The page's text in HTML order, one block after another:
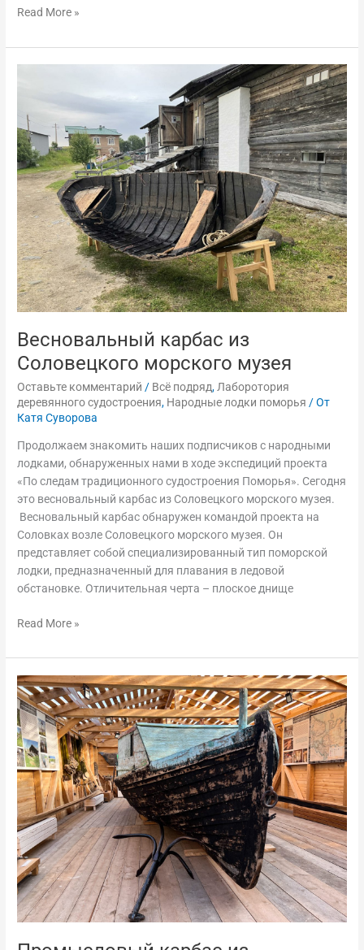
Read More »
Весновальный карбас из
Соловецкого морского музея
Оставьте комментарий / Всё подряд, Лаборотория
деревянного судостроения, Народные лодки поморья / От
Катя Суворова
Продолжаем знакомить наших подписчиков с народными
лодками, обнаруженных нами в ходе экспедиций проекта
«По следам традиционного судостроения Поморья». Сегодня
это весновальный карбас из Соловецкого морского музея.
Весновальный карбас обнаружен командой проекта на
Соловках возле Соловецкого морского музея. Он
представляет собой специализированный тип поморской
лодки, предназначенный для плавания в ледовой
обстановке. Отличительная черта – плоское днище
Соловецкого
морского
музея
Read More »
Промысловый
карбас
из
Мезенского
музея